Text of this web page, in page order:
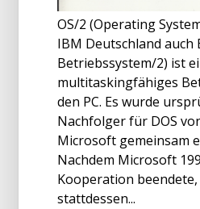
OS/2 (Operating
IBM Deutschland auch
Betriebssystem/2) ist
multitaskingfähiges
den PC. Es wurde
Nachfolger für DOS
Microsoft gemeinsam
Nachdem Microsoft
Kooperation beendete,
stattdessen...